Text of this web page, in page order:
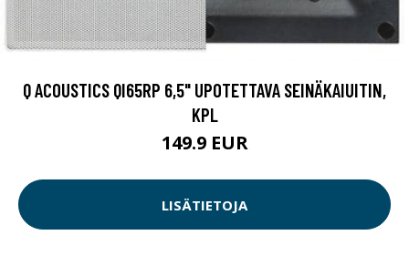
Q ACOUSTICS QI65RP 6,5" UPOTETTAVA SEINÄKAIUITIN,
KPL
149.9 EUR
LISÄTIETOJA